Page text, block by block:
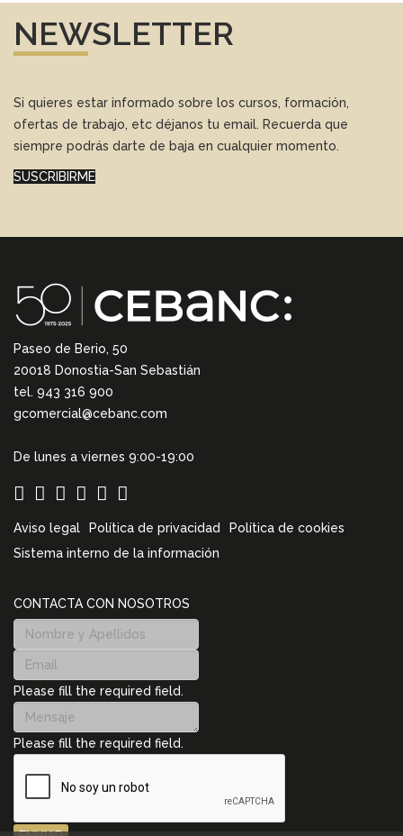
NEWSLETTER
Si quieres estar informado sobre los cursos, formación,
ofertas de trabajo, etc déjanos tu email. Recuerda que
siempre podrás darte de baja en cualquier momento.
SUSCRIBIRME
Paseo de Berio, 50
20018 Donostia-San Sebastián
tel. 943 316 900
gcomercial@cebanc.com
De lunes a viernes 9:00-19:00
Aviso legal Política de privacidad
Política de cookies
Sistema interno de la información
CONTACTA CON NOSOTROS
Please fill the required field.
Please fill the required field.